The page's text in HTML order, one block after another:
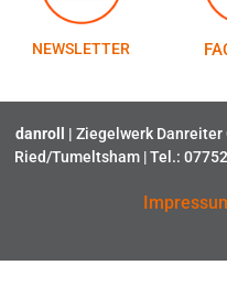
NEWSLETTER
danroll | Ziegelwerk Danreiter
Ried/Tumeltsham | Tel.: